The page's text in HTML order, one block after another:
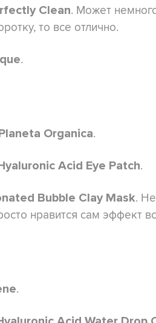
Clean. Может
то все отлично.
.
Organica.
Acid Eye Patch.
Bubble Clay Mask.
нравится сам эффект
.